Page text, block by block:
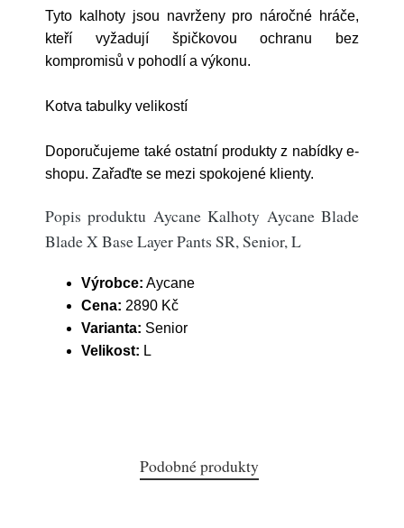
Tyto kalhoty jsou navrženy pro náročné hráče,
kteří vyžadují špičkovou ochranu bez
kompromisů v pohodlí a výkonu.
Kotva tabulky velikostí
Doporučujeme také ostatní produkty z nabídky e-
shopu. Zařaďte se mezi spokojené klienty.
Popis produktu Aycane Kalhoty Aycane Blade
Blade X Base Layer Pants SR, Senior, L
Výrobce: Aycane
Cena: 2890 Kč
Varianta: Senior
Velikost: L
Podobné produkty